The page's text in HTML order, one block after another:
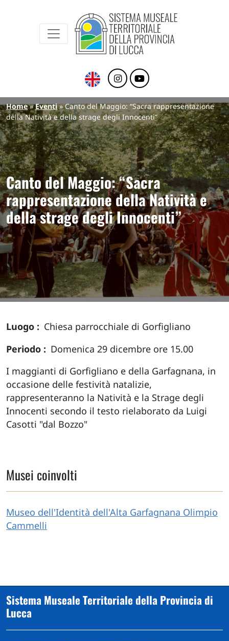
Sistema Museale Territoriale della
Briciole di pane
Home Eventi Canto del Maggio: “Sacra rappresentazione
della Natività e della strage degli Innocenti”
Canto del Maggio: “Sacra
rappresentazione della Natività e
della strage degli Innocenti”
Luogo
Chiesa parrocchiale di Gorfigliano
Periodo
Domenica 29 dicembre ore 15.00
I maggianti di Gorfigliano e della Garfagnana, in
occasione delle festività natalizie,
rappresenteranno la Natività e la Strage degli
Innocenti secondo il testo rielaborato da Luigi
Casotti "dal Bozzo"
Musei coinvolti
Museo dell'Identità dell'Alta Garfagnana Olimpio
Cammelli
Sistema Museale Territoriale della Provincia di
Lucca